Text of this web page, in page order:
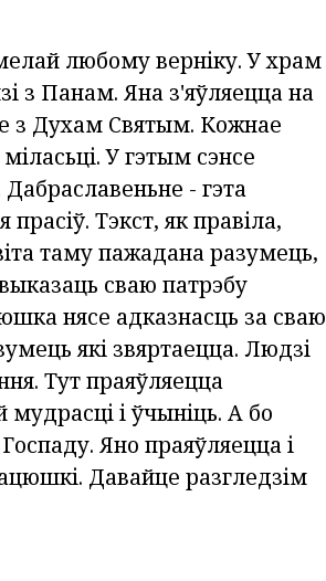
любому верніку. У храм
з Панам. Яна з'яўляецца на
з Духам Святым. Кожнае
міласьці. У гэтым сэнсе
- гэта
Тэкст, як правіла,
таму пажадана разумець,
сваю патрэбу
нясе адказнасць за сваю
які звяртаецца. Людзі
Тут праяўляецца
мудрасці і ўчыніць. А бо
Яно праяўляецца і
Давайце разгледзім